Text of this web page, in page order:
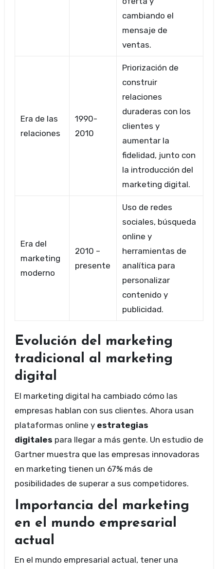
cambiando el
mensaje de
ventas.
Era de las
relaciones
1990-
2010
Priorización de
construir
relaciones
duraderas con los
clientes y
aumentar la
fidelidad, junto con
la introducción del
marketing digital.
Era del
marketing
moderno
2010 –
presente
Uso de redes
sociales, búsqueda
online y
herramientas de
analítica para
personalizar
contenido y
publicidad.
Evolución del marketing
tradicional al marketing
digital
El marketing digital ha cambiado cómo las
empresas hablan con sus clientes. Ahora usan
plataformas online y estrategias
digitales para llegar a más gente. Un estudio de
Gartner muestra que las empresas innovadoras
en marketing tienen un 67% más de
posibilidades de superar a sus competidores.
Importancia del marketing
en el mundo empresarial
actual
En el mundo empresarial actual, tener una